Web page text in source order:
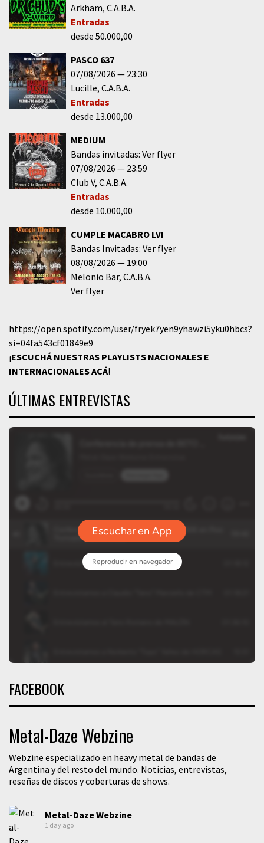
Arkham C.A.B.A.
Entradas
desde 50.000,00
PASCO 637
07/08/2026
23:30
Lucille C.A.B.A.
Entradas
desde 13.000,00
MEDIUM
Bandas invitadas: Ver flyer
07/08/2026
23:59
Club V C.A.B.A.
Entradas
desde 10.000,00
CUMPLE MACABRO LVI
Bandas Invitadas: Ver flyer
08/08/2026
19:00
Melonio Bar C.A.B.A.
Ver flyer
https://open.spotify.com/user/fryek7yen9yhawzi5yku0hbcs?
si=04fa543cf01849e9
¡ESCUCHÁ NUESTRAS PLAYLISTS NACIONALES E
INTERNACIONALESACÁ!
ÚLTIMAS ENTREVISTAS
FACEBOOK
Metal-Daze Webzine
Webzine especializado en heavy metal de bandas de
Argentina y del resto del mundo. Noticias, entrevistas,
reseñas de discos y coberturas de shows.
Metal-Daze Webzine
1 day ago